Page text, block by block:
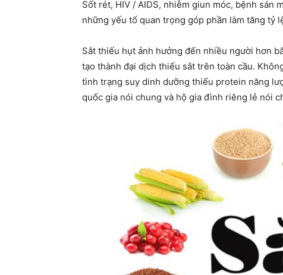
Sốt rét, HIV / AIDS, nhiễm giun móc, bệnh sán
những yếu tố quan trọng góp phần làm tăng tỷ
Sắt thiếu hụt ảnh hưởng đến nhiều người hơn
tạo thành đại dịch thiếu sắt trên toàn cầu.
tình trạng suy dinh dưỡng thiếu protein năng
quốc gia nói chung và hộ gia đình riêng lẻ nói